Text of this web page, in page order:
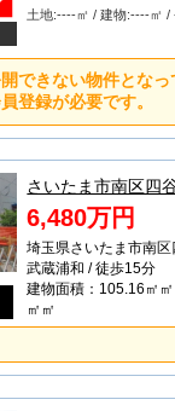
土地:----㎡ / 建物:----㎡ /
できない物件とな
登録が必要です。
さいたま市南区
6,480万円
埼玉県さいたま市南区
武蔵浦和 / 徒歩15分
建物面積：105.16㎡
㎡㎡